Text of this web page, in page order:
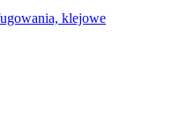
klejowe